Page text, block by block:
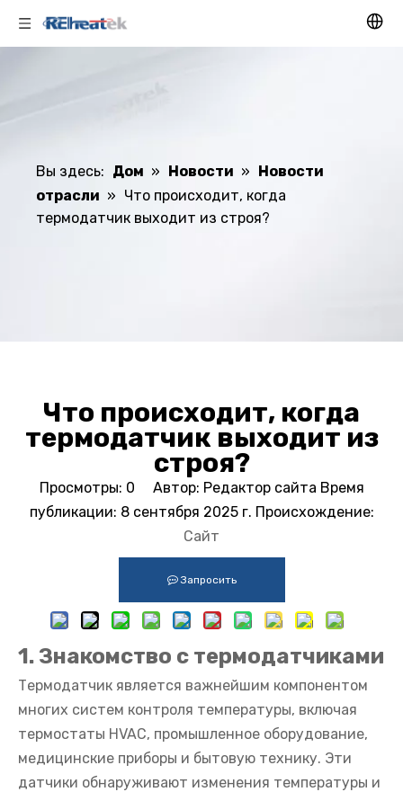
Вы здесь: Дом » Новости » Новости
отрасли » Что происходит, когда
термодатчик выходит из строя?
Что происходит, когда
термодатчик выходит из
строя?
Просмотры: 0 Автор: Редактор сайта Время
публикации: 8 сентября 2025 г. Происхождение:
Сайт
Запросить
1. Знакомство с термодатчиками
Термодатчик является важнейшим компонентом
многих систем контроля температуры, включая
термостаты HVAC, промышленное оборудование,
медицинские приборы и бытовую технику. Эти
датчики обнаруживают изменения температуры и